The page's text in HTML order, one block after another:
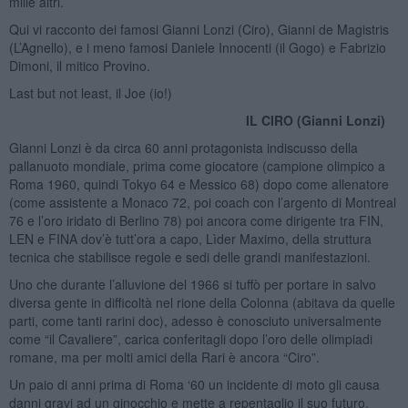
Qui vi racconto dei famosi Gianni Lonzi (Ciro), Gianni de Magistris
(L’Agnello), e i meno famosi Daniele Innocenti (il Gogo) e Fabrizio
Dimoni, il mitico Provino.
Last but not least, il Joe (io!)
IL CIRO (Gianni Lonzi)
Gianni Lonzi è da circa 60 anni protagonista indiscusso della
pallanuoto mondiale, prima come giocatore (campione olimpico a
Roma 1960, quindi Tokyo 64 e Messico 68) dopo come allenatore
(come assistente a Monaco 72, poi coach con l’argento di Montreal
76 e l’oro iridato di Berlino 78) poi ancora come dirigente tra FIN,
LEN e FINA dov’è tutt’ora a capo, Lìder Maximo, della struttura
tecnica che stabilisce regole e sedi delle grandi manifestazioni.
Uno che durante l’alluvione del 1966 si tuffò per portare in salvo
diversa gente in difficoltà nel rione della Colonna (abitava da quelle
parti, come tanti rarini doc), adesso è conosciuto universalmente
come “il Cavaliere”, carica conferitagli dopo l’oro delle olimpiadi
romane, ma per molti amici della Rari è ancora “Ciro”.
Un paio di anni prima di Roma ‘60 un incidente di moto gli causa
danni gravi ad un ginocchio e mette a repentaglio il suo futuro.